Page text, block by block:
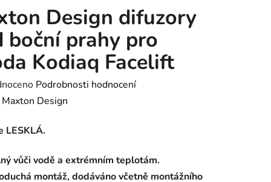
Design difuzory
boční prahy pro
Kodiaq Facelift
Podrobnosti hodnocení
Maxton Design
LESKLÁ.
vůči vodě a extrémním teplotám.
montáž, dodáváno včetně montážního